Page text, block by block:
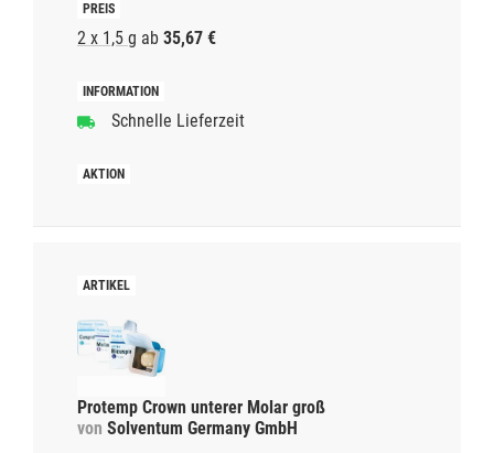
2 x 1,5 g ab 35,67 €
Schnelle Lieferzeit
Protemp Crown unterer Molar groß
von Solventum Germany GmbH